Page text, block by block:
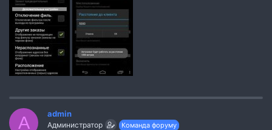
A admin
Администратор Команда форуму